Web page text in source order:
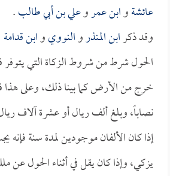
عائشةوابن عمروعلي بن أبي طالب.
وقد ذكرابن المنذروالنوويوابن قدامة
الحول شرط من شروط الزكاة التي يتوفر
خرج من الأرض كما بينا ذلك، وعلى هذا
نصاباً، وبلغ ألف ريال أو عشرة آلاف
إذا كان الألفان موجودين لمدة سنة فإنه
يزكي، وإذا كان يقل في أثناء الحول عن